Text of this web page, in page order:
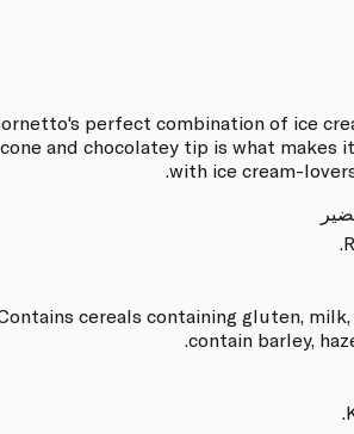
perfect combination of ice
cone and chocolatey tip is what makes
with ice cream-
cereals containing gluten,
contain barley,